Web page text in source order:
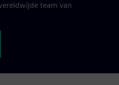
team van